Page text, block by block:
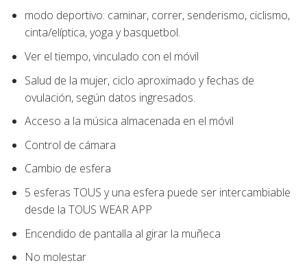
modo deportivo: caminar, correr, senderismo, ciclismo,
cinta/elíptica, yoga y basquetbol.
Ver el tiempo, vinculado con el móvil
Salud de la mujer, ciclo aproximado y fechas de
ovulación, según datos ingresados.
Acceso a la música almacenada en el móvil
Control de cámara
Cambio de esfera
5 esferas TOUS y una esfera puede ser intercambiable
desde la TOUS WEAR APP
Encendido de pantalla al girar la muñeca
No molestar